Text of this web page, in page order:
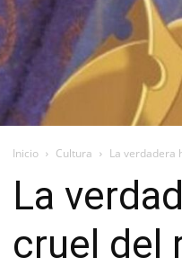
Inicio Cultura La verdadera
La
cruel del